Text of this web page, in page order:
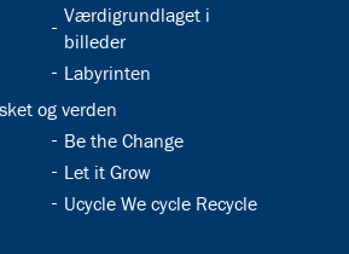
32.5:
Værdigrundlaget i
billeder
32.7:
Labyrinten
og verden
32.10:
Be the Change
32.12:
Let it Grow
32.14:
Ucycle We cycle Recycle